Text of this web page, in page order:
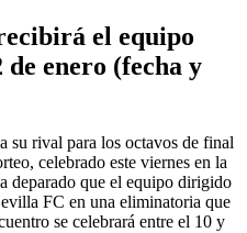
el equipo
de enero (fecha y
su rival para los octavos de final
celebrado este viernes en la
deparado que el equipo dirigido
FC en una eliminatoria que
se celebrará entre el 10 y